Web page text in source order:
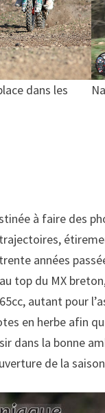
dans les
à faire des
années
top du MX
autant pour
en herbe afin
dans la bonne
de la